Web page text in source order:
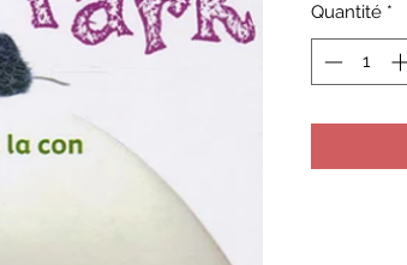
Quantité *